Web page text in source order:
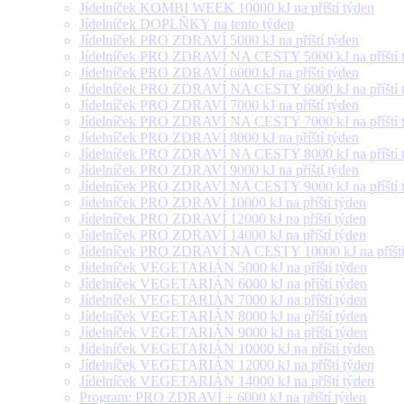
Jídelníček KOMBI WEEK 10000 kJ na příští týden
Jídelníček DOPLŇKY na tento týden
Jídelníček PRO ZDRAVÍ 5000 kJ na příští týden
Jídelníček PRO ZDRAVÍ NA CESTY 5000 kJ na příští
Jídelníček PRO ZDRAVÍ 6000 kJ na příští týden
Jídelníček PRO ZDRAVÍ NA CESTY 6000 kJ na příští
Jídelníček PRO ZDRAVÍ 7000 kJ na příští týden
Jídelníček PRO ZDRAVÍ NA CESTY 7000 kJ na příští
Jídelníček PRO ZDRAVÍ 8000 kJ na příští týden
Jídelníček PRO ZDRAVÍ NA CESTY 8000 kJ na příští
Jídelníček PRO ZDRAVÍ 9000 kJ na příští týden
Jídelníček PRO ZDRAVÍ NA CESTY 9000 kJ na příští
Jídelníček PRO ZDRAVÍ 10000 kJ na příští týden
Jídelníček PRO ZDRAVÍ 12000 kJ na příští týden
Jídelníček PRO ZDRAVÍ 14000 kJ na příští týden
Jídelníček PRO ZDRAVÍ NA CESTY 10000 kJ na
Jídelníček VEGETARIÁN 5000 kJ na příští týden
Jídelníček VEGETARIÁN 6000 kJ na příští týden
Jídelníček VEGETARIÁN 7000 kJ na příští týden
Jídelníček VEGETARIÁN 8000 kJ na příští týden
Jídelníček VEGETARIÁN 9000 kJ na příští týden
Jídelníček VEGETARIÁN 10000 kJ na příští týden
Jídelníček VEGETARIÁN 12000 kJ na příští týden
Jídelníček VEGETARIÁN 14000 kJ na příští týden
Program: PRO ZDRAVÍ + 6000 kJ na příští týden